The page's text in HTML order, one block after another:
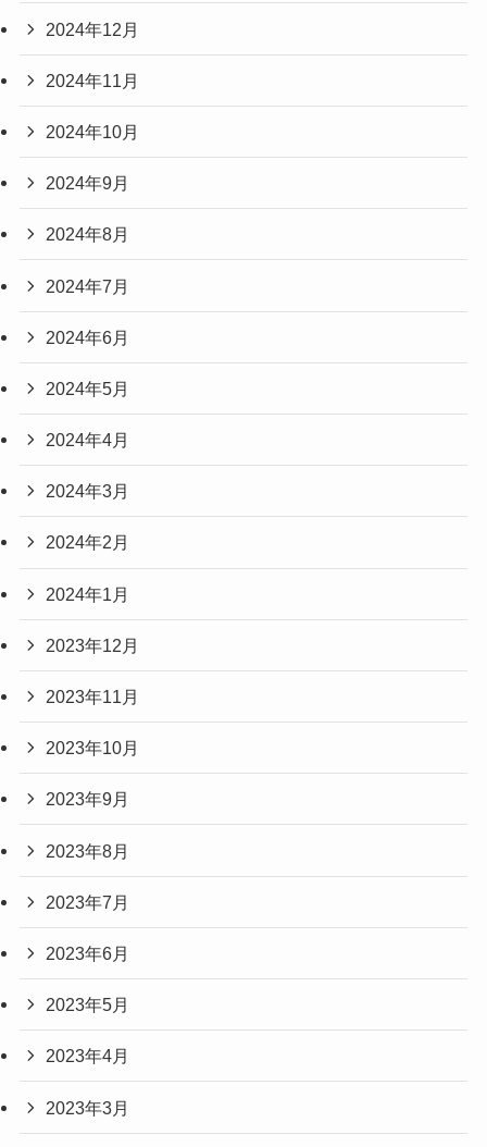
2024年12月
2024年11月
2024年10月
2024年9月
2024年8月
2024年7月
2024年6月
2024年5月
2024年4月
2024年3月
2024年2月
2024年1月
2023年12月
2023年11月
2023年10月
2023年9月
2023年8月
2023年7月
2023年6月
2023年5月
2023年4月
2023年3月